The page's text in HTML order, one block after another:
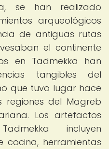
se han realizado
arqueológicos
de antiguas rutas
el continente
en Tadmekka han
tangibles del
que tuvo lugar hace
regiones del Magreb
Los artefactos
incluyen
cocina, herramientas